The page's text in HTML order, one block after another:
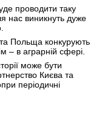
проводити таку
нас виникнуть дуже
та Польща конкурують
– в аграрній сфері.
може бути
Києва та
періодичні